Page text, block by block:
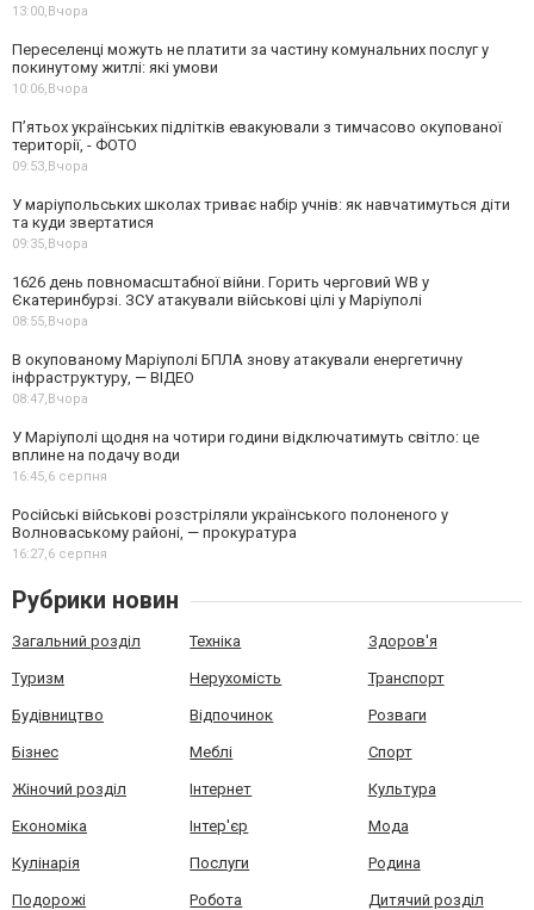
13:00,Вчора
Переселенці можуть не платити за частину комунальних послуг у
покинутому житлі: які умови
10:06,Вчора
П’ятьох українських підлітків евакуювали з тимчасово окупованої
території, - ФОТО
09:53,Вчора
У маріупольських школах триває набір учнів: як навчатимуться діти
та куди звертатися
09:35,Вчора
1626 день повномасштабної війни. Горить черговий WB у
Єкатеринбурзі. ЗСУ атакували військові цілі у Маріуполі
08:55,Вчора
В окупованому Маріуполі БПЛА знову атакували енергетичну
інфраструктуру, — ВІДЕО
08:47,Вчора
У Маріуполі щодня на чотири години відключатимуть світло: це
вплине на подачу води
16:45,6 серпня
Російські військові розстріляли українського полоненого у
Волноваському районі, — прокуратура
16:27,6 серпня
Рубрики новин
Загальний розділ Техніка Здоров'я
Туризм Нерухомість Транспорт
Будівництво Відпочинок Розваги
Бізнес Меблі Спорт
Жіночий розділ Інтернет Культура
Економіка Інтер'єр Мода
Кулінарія Послуги Родина
Подорожі Робота Дитячий розділ